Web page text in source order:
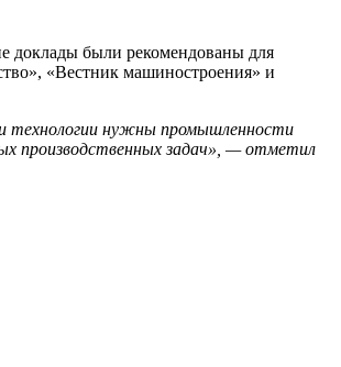
были рекомендованы для
«Вестник машиностроения» и
и технологии нужны промышленности
производственных задач», — отметил